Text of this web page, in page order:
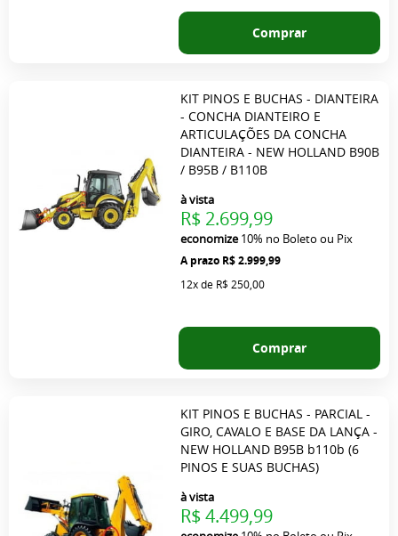
Comprar
KIT PINOS E BUCHAS - DIANTEIRA
- CONCHA DIANTEIRO E
ARTICULAÇÕES DA CONCHA
DIANTEIRA - NEW HOLLAND B90B
/ B95B / B110B
R$ 2.999,99
à vista
R$ 2.699,99
economize10% no Boleto ou Pix
12xde R$ 250,00
Comprar
KIT PINOS E BUCHAS - PARCIAL -
GIRO, CAVALO E BASE DA LANÇA -
NEW HOLLAND B95B b110b (6
PINOS E SUAS BUCHAS)
à vista
R$ 4.499,99